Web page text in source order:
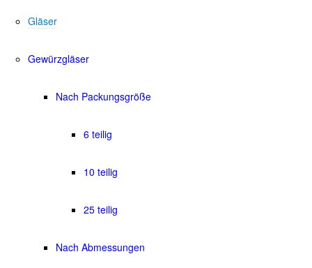
Gläser
Gewürzgläser
Nach Packungsgröße
6 teilig
10 teilig
25 teilig
Nach Abmessungen